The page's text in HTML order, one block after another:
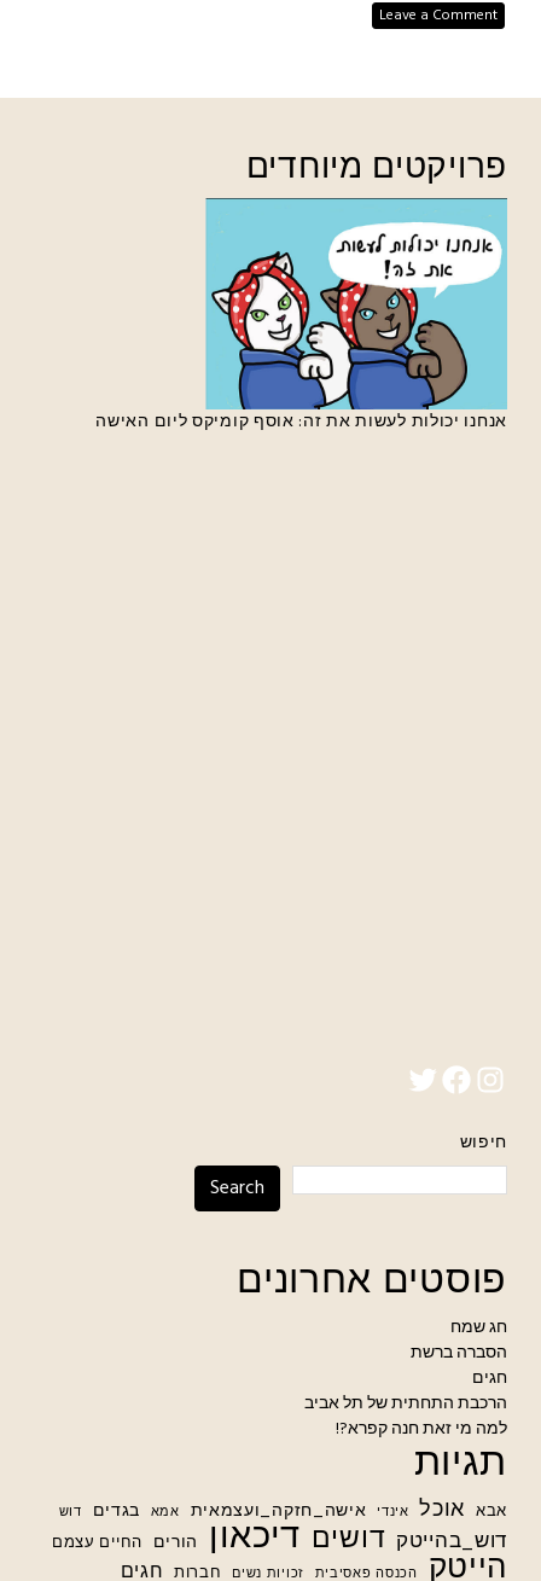
Leave a Comment
פרויקטים מיוחדים
אנחנו יכולות לעשות את זה: אוסף קומיקס ליום האישה
Instagram
Facebook
Twitter
חיפוש
Search
פוסטים אחרונים
חג שמח
הסברה ברשת
חגים
הרכבת התחתית של תל אביב
למה מי זאת חנה קפרא?!
תגיות
אבא אוכל אינדי אישה_חזקה_ועצמאית אמא בגדים דוש
דוש_בהייטק דושים דיכאון הורים החיים עצמם הייטק הכנסה פאסיבית זכויות נשים חברות חגים